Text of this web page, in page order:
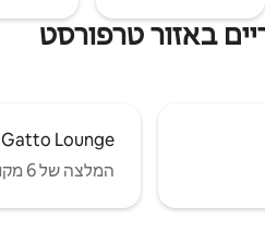
באזור טרפורסט
Gatto Lounge
המלצה של 6 מקומיים